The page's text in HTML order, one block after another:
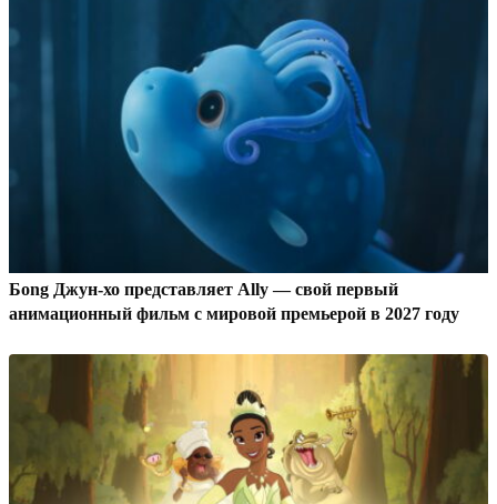
Бong Джун-хо представляет Ally — свой первый
анимационный фильм с мировой премьерой в 2027 году